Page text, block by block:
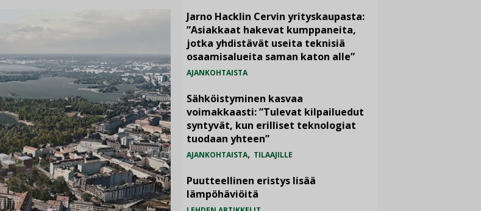
Jarno Hacklin Cervin yrityskaupasta:
”Asiakkaat hakevat kumppaneita,
jotka yhdistävät useita teknisiä
osaamisalueita saman katon alle”
AJANKOHTAISTA
Sähköistyminen kasvaa
voimakkaasti: ”Tulevat kilpailuedut
syntyvät, kun erilliset teknologiat
tuodaan yhteen”
AJANKOHTAISTA, TILAAJILLE
Puutteellinen eristys lisää
lämpöhäviöitä